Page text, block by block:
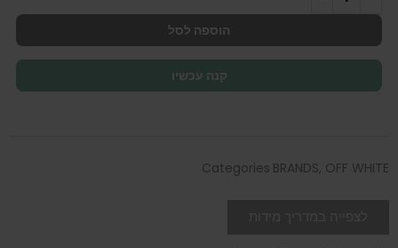
הוספה לסל
קנה עכשיו
Categories BRANDS, OFF WHITE